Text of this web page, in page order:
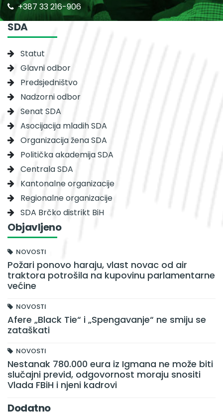
+387 33 216-906
SDA
Statut
Glavni odbor
Predsjedništvo
Nadzorni odbor
Senat SDA
Asocijacija mladih SDA
Organizacija žena SDA
Politička akademija SDA
Centrala SDA
Kantonalne organizacije
Regionalne organizacije
SDA Brčko distrikt BiH
Objavljeno
NOVOSTI
Požari ponovo haraju, vlast novac od air
traktora potrošila na kupovinu parlamentarne
većine
NOVOSTI
Afere „Black Tie“ i „Spengavanje“ ne smiju se
zataškati
NOVOSTI
Nestanak 780.000 eura iz Igmana ne može biti
slučajni previd, odgovornost moraju snositi
Vlada FBiH i njeni kadrovi
Dodatno